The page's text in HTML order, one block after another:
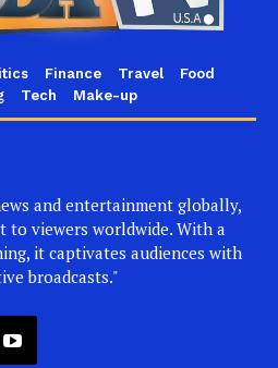
Finance Travel
Food
Tech Make-up
and entertainment globally,
to viewers worldwide. With a
it captivates audiences with
broadcasts."